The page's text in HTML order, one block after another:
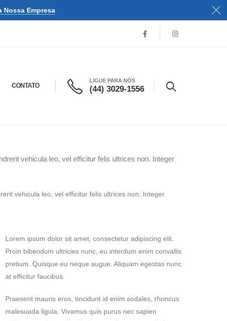
Nossa Empresa
CONTATO
LIGUE PARA NÓS
(44) 3029-1556
vehicula leo, vel efficitur felis ultrices non. Integer
vehicula leo, vel efficitur felis ultrices non. Integer
Lorem ipsum dolor sit amet, consectetur adipiscing elit.
Proin bibendum ultricies nunc, eu interdum enim convallis
pretium. Quisque eu neque augue. Aliquam egestas nunc
at efficitur faucibus.
Praesent mauris eros, tincidunt id enim sodales, rhoncus
malesuada ligula. Vivamus quis purus nec sapien